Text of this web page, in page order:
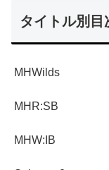
タイトル別目
MHWilds
MHR:SB
MHW:IB